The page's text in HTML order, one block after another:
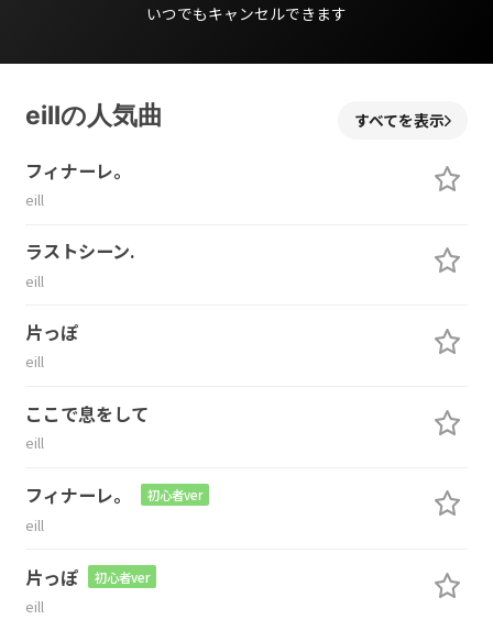
いつでもキャンセルできます
eillの人気曲 すべてを表示
フィナーレ。
eill
ラストシーン.
eill
片っぽ
eill
ここで息をして
eill
フィナーレ。 初心者ver
eill
片っぽ 初心者ver
eill